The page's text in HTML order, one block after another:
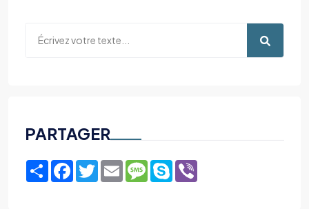
PARTAGER
ShareFacebook
TwitterEmailMessage
Skype